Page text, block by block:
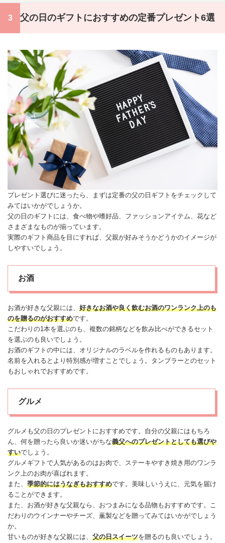
父の日のギフトにおすすめの定番プレゼント6選
プレゼント選びに迷ったら、まずは定番の父の日ギフトをチェックして
みてはいかがでしょうか。
父の日のギフトには、食べ物や嗜好品、ファッションアイテム、花など
さまざまなものが揃っています。
実際のギフト商品を目にすれば、父親が好みそうかどうかのイメージが
しやすいでしょう。
お酒
お酒が好きな父親には、 好きなお酒や良く飲むお酒のワンランク上のも
のを贈るのがおすすめです。
こだわりの1本を選ぶのも、複数の銘柄などを飲み比べができるセット
を選ぶのも良いでしょう。
お酒のギフトの中には、オリジナルのラベルを作れるものもあります。
名前を入れるとより特別感が増すことでしょう。タンブラーとのセット
もおしゃれでおすすめです。
グルメ
グルメも父の日のプレゼントにおすすめです。自分の父親にはもちろ
ん、何を贈ったら良いか迷いがちな義父へのプレゼントとしても選びや
すいでしょう。
グルメギフトで人気があるのはお肉で、ステーキやすき焼き用のワンラ
ンク上のお肉が喜ばれます。
また、 季節的にはうなぎもおすすめです。美味しいうえに、元気を届け
ることができます。
また、お酒が好きな父親なら、おつまみになる品物もおすすめです。こ
だわりのウインナーやチーズ、薫製などを贈ってみてはいかがでしょう
か。
甘いものが好きな父親には、 父の日スイーツを贈るのも良いでしょう。